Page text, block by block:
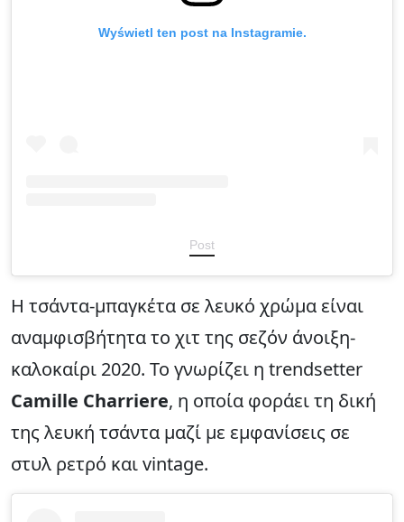
Wyświetl ten post na Instagramie.
Post
Η τσάντα-μπαγκέτα σε λευκό χρώμα είναι
αναμφισβήτητα το χιτ της σεζόν άνοιξη-
καλοκαίρι 2020. Το γνωρίζει η trendsetter
Camille Charriere, η οποία φοράει τη δική
της λευκή τσάντα μαζί με εμφανίσεις σε
στυλ ρετρό και vintage.